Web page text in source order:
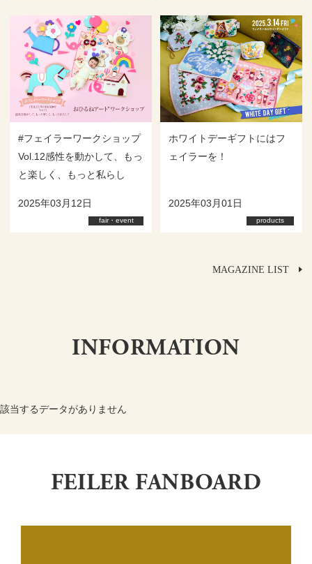
#フェイラーワークショップ
Vol.12感性を動かして、もっ
と楽しく、もっと私らし
クショップ
2025年03月12日
fair・event
ホワイトデーギフトにはフ
ェイラーを！
2025年03月01日
products
MAGAZINE LIST
INFORMATION
該当するデータがありません
FEILER FANBOARD